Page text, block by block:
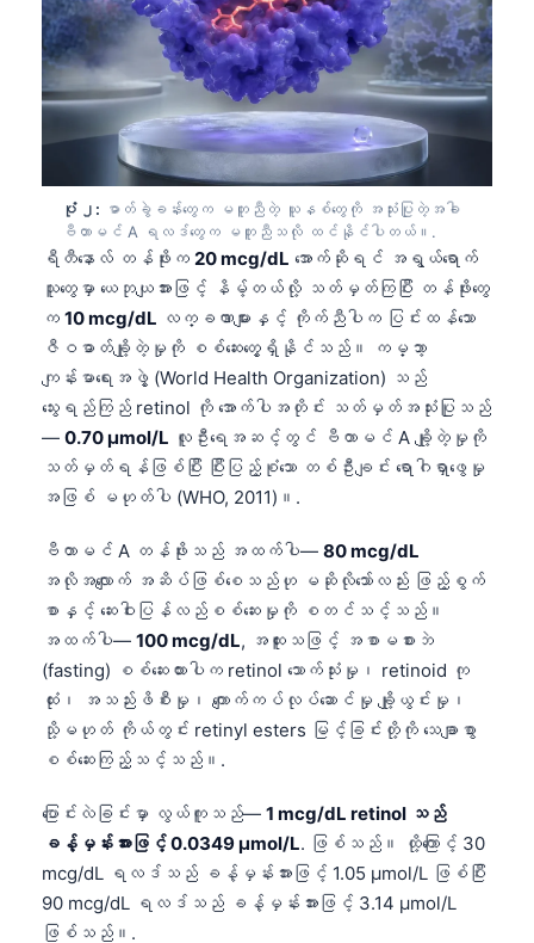
ပုံ ၂: ဓာတ်ခွဲခန်းတွေက မတူညီတဲ့ ယူနစ်တွေကို အသုံးပြုတဲ့အခါ
ဗီတာမင် A ရလဒ်တွေက မတူညီသလို ထင်နိုင်ပါတယ်။.
ရီတီနောလ် တန်ဖိုးက 20 mcg/dL အောက်ဆိုရင် အရွယ်ရောက်
သူတွေမှာ ယေဘုယျအားဖြင့် နိမ့်တယ်လို့ သတ်မှတ်ကြပြီး တန်ဖိုးတွေ
က 10 mcg/dL လက္ခဏာများနှင့် ကိုက်ညီပါက ပြင်းထန်သော
ဇီဝဓာတ်ချို့တဲ့မှုကို စစ်ဆေးတွေ့ရှိနိုင်သည်။ ကမ္ဘာ့
ကျန်းမာရေးအဖွဲ့ (World Health Organization) သည်
သွေးရည်ကြည် retinol ကို အောက်ပါအတိုင်း သတ်မှတ်အသုံးပြုသည်
— 0.70 µmol/L လူဦးရေအဆင့်တွင် ဗီတာမင် A ချို့တဲ့မှုကို
သတ်မှတ်ရန်ဖြစ်ပြီး ပြီးပြည့်စုံသော တစ်ဦးချင်း ရောဂါရှာဖွေမှု
အဖြစ် မဟုတ်ပါ (WHO, 2011)။.
ဗီတာမင် A တန်ဖိုးသည် အထက်ပါ— 80 mcg/dL
အလိုအလျောက် အဆိပ်ဖြစ်စေသည်ဟု မဆိုလိုသော်လည်း ဖြည့်စွက်
စာနှင့် ဆေးဝါးပြန်လည်စစ်ဆေးမှုကို စတင်သင့်သည်။
အထက်ပါ— 100 mcg/dL, အထူးသဖြင့် အစာမစားဘဲ
(fasting) စစ်ဆေးထားပါက retinol သောက်သုံးမှု၊ retinoid ကု
ထုံး၊ အသည်းဖိစီးမှု၊ ကျောက်ကပ်လုပ်ဆောင်မှု ချို့ယွင်းမှု၊
သို့မဟုတ် ကိုယ်တွင်း retinyl esters မြင့်ခြင်းတို့ကို သေချာစွာ
စစ်ဆေးကြည့်သင့်သည်။.
ပြောင်းလဲခြင်းမှာ လွယ်ကူသည်— 1 mcg/dL retinol သည်
ခန့်မှန်းအားဖြင့် 0.0349 µmol/L. ဖြစ်သည်။ ထို့ကြောင့် 30
mcg/dL ရလဒ်သည် ခန့်မှန်းအားဖြင့် 1.05 µmol/L ဖြစ်ပြီး
90 mcg/dL ရလဒ်သည် ခန့်မှန်းအားဖြင့် 3.14 µmol/L
ဖြစ်သည်။.